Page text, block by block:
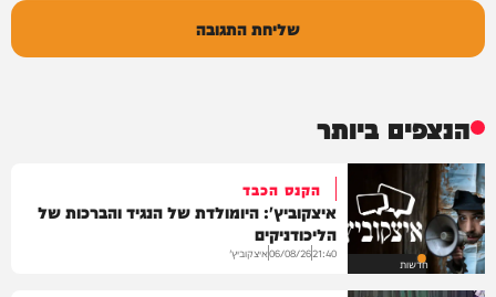
שליחת התגובה
הנצפים ביותר
חדשות
הקנס הכבד
איצקוביץ': היומולדת של הנגיד והברכות של
הליכודניקים
21:40
06/08/26איצקוביץ'